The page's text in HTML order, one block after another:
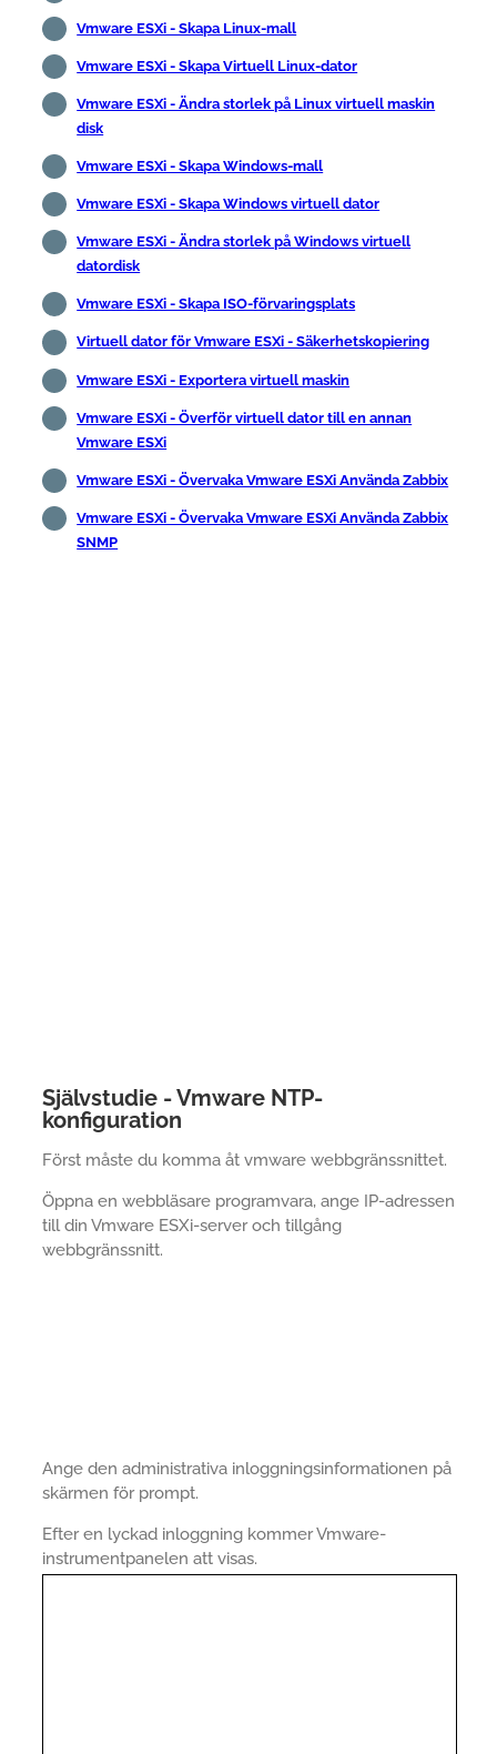
Vmware ESXi - Skapa Linux-mall
Vmware ESXi - Skapa Virtuell Linux-dator
Vmware ESXi - Ändra storlek på Linux virtuell maskin
disk
Vmware ESXi - Skapa Windows-mall
Vmware ESXi - Skapa Windows virtuell dator
Vmware ESXi - Ändra storlek på Windows virtuell
datordisk
Vmware ESXi - Skapa ISO-förvaringsplats
Virtuell dator för Vmware ESXi - Säkerhetskopiering
Vmware ESXi - Exportera virtuell maskin
Vmware ESXi - Överför virtuell dator till en annan
Vmware ESXi
Vmware ESXi - Övervaka Vmware ESXi Använda Zabbix
Vmware ESXi - Övervaka Vmware ESXi Använda Zabbix
SNMP
Självstudie - Vmware NTP-
konfiguration
Först måste du komma åt vmware webbgränssnittet.
Öppna en webbläsare programvara, ange IP-adressen
till din Vmware ESXi-server och tillgång
webbgränssnitt.
Ange den administrativa inloggningsinformationen på
skärmen för prompt.
Efter en lyckad inloggning kommer Vmware-
instrumentpanelen att visas.